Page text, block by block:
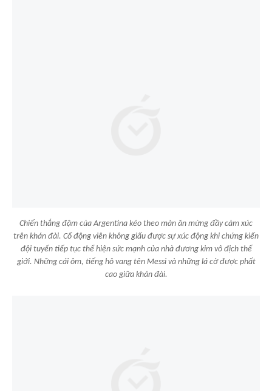
Chiến thắng đậm của Argentina kéo theo màn ăn mừng đầy cảm xúc
trên khán đài. Cổ động viên không giấu được sự xúc động khi chứng kiến
đội tuyển tiếp tục thể hiện sức mạnh của nhà đương kim vô địch thế
giới. Những cái ôm, tiếng hô vang tên Messi và những lá cờ được phất
cao giữa khán đài.